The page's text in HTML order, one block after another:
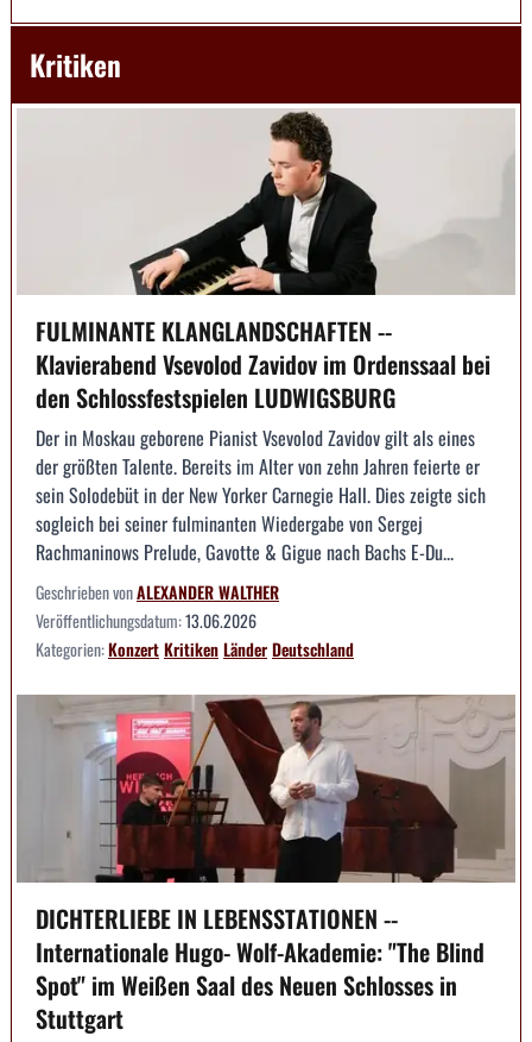
Kritiken
FULMINANTE KLANGLANDSCHAFTEN --
Klavierabend Vsevolod Zavidov im Ordenssaal bei
den Schlossfestspielen LUDWIGSBURG
Der in Moskau geborene Pianist Vsevolod Zavidov gilt als eines
der größten Talente. Bereits im Alter von zehn Jahren feierte er
sein Solodebüt in der New Yorker Carnegie Hall. Dies zeigte sich
sogleich bei seiner fulminanten Wiedergabe von Sergej
Rachmaninows Prelude, Gavotte & Gigue nach Bachs E-Du...
Geschrieben vonALEXANDER WALTHER
Veröffentlichungsdatum:13.06.2026
Kategorien:KonzertKritikenLänderDeutschland
DICHTERLIEBE IN LEBENSSTATIONEN --
Internationale Hugo- Wolf-Akademie: "The Blind
Spot" im Weißen Saal des Neuen Schlosses in
Stuttgart